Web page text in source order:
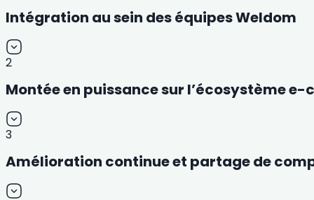
Intégration au sein des équipes Weldom
2
Montée en puissance sur l’écosystème
3
Amélioration continue et partage de